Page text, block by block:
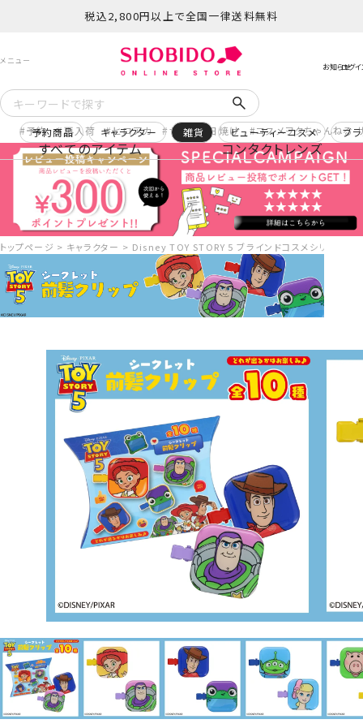
税込2,800円以上で全国一律送料無料
予約 再入荷 ヒロアカ サンリオ日焼け コスメヲタちゃんねる
すべてのアイテム コンタクトレンズ
予約商品 キャラクター 雑貨 ビューティーコスメ ブ
トップページ キャラクター Disney TOY STORY 5 ブラインドコスメシリーズ